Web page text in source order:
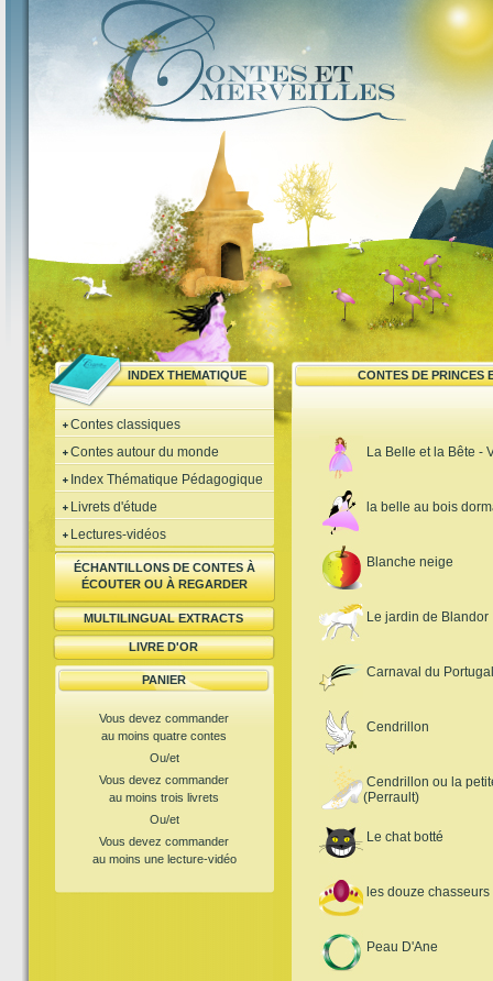
INDEX THEMATIQUE CONTES DE PRINCES
Contes classiques
Contes autour du monde
Index Thématique Pédagogique
Livrets d'étude
Lectures-vidéos
ÉCHANTILLONS DE CONTES À
ÉCOUTER OU À REGARDER
MULTILINGUAL EXTRACTS
LIVRE D'OR
PANIER
Vous devez commander
au moins quatre contes
Ou/et
Vous devez commander
au moins trois livrets
Ou/et
Vous devez commander
au moins une lecture-vidéo
La Belle et la Bête -
la belle au bois
Blanche neige
Le jardin de Blandor
Carnaval du Portugal
Cendrillon
Cendrillon ou la
(Perrault)
Le chat botté
les douze chasseurs
Peau D'Ane